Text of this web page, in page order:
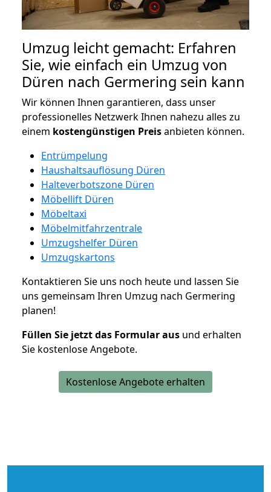
Umzug leicht gemacht: Erfahren
Sie, wie einfach ein Umzug von
Düren nach Germering sein kann
Wir können Ihnen garantieren, dass unser
professionelles Netzwerk Ihnen nahezu alles zu
einem kostengünstigen Preisanbieten können.
Entrümpelung
Haushaltsauflösung Düren
Halteverbotszone Düren
Möbellift Düren
Möbeltaxi
Möbelmitfahrzentrale
Umzugshelfer Düren
Umzugskartons
Kontaktieren Sie uns noch heute und lassen Sie
uns gemeinsam Ihren Umzug nach Germering
planen!
Füllen Sie jetzt das Formular aus und erhalten
Sie kostenlose Angebote.
Kostenlose Angebote erhalten